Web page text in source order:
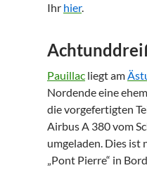
Ihr hier.
Pauillac liegt am
Nordende eine
die vorgefertigten
Airbus A 380 vom
umgeladen. Dies ist
„Pont Pierre“ in